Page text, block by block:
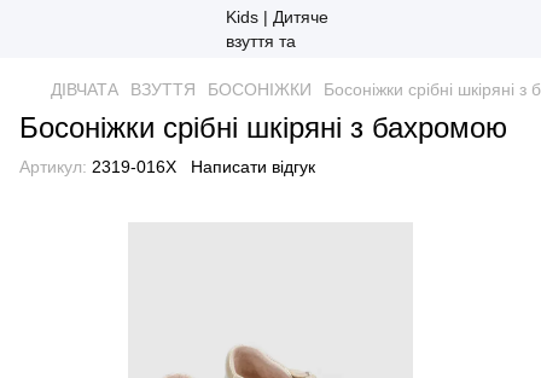
ДІВЧАТА ВЗУТТЯ БОСОНІЖКИ Босоніжки срібні шкіряні
Босоніжки срібні шкіряні з бахромою
Артикул: 2319-016X Написати відгук